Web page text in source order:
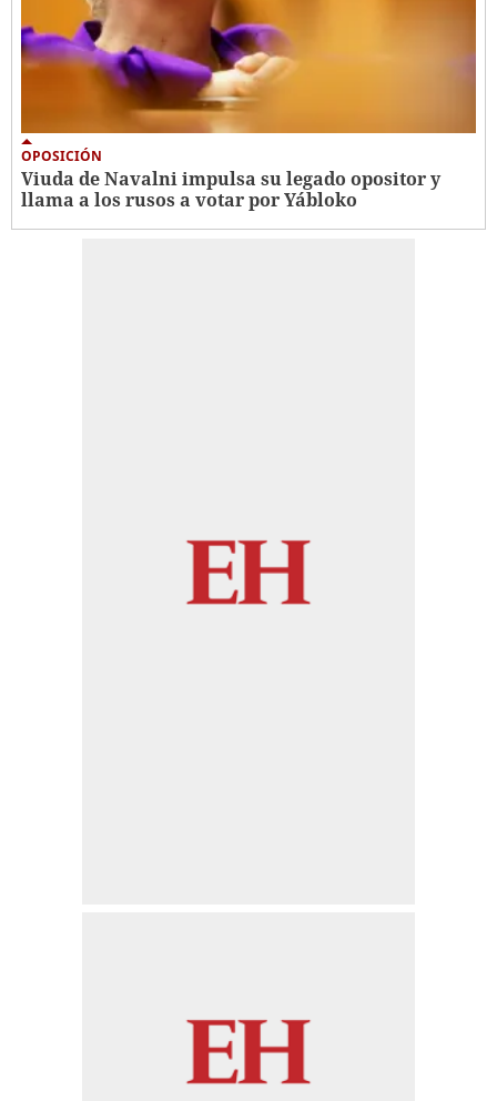
OPOSICIÓN
Viuda de Navalni impulsa su legado opositor y
llama a los rusos a votar por Yábloko